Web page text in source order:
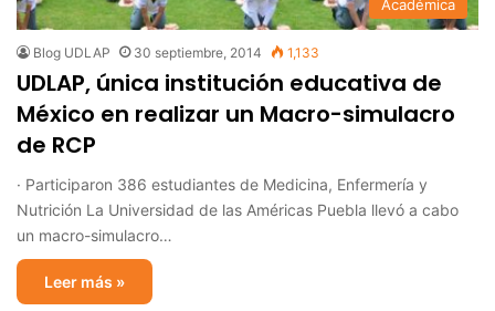
Académica
Blog UDLAP 30 septiembre, 2014 1,133
UDLAP, única institución educativa de
México en realizar un Macro-simulacro
de RCP
· Participaron 386 estudiantes de Medicina, Enfermería y
Nutrición La Universidad de las Américas Puebla llevó a cabo
un macro-simulacro…
Leer más »